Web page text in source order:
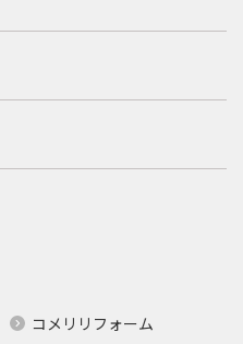
コメリリフォーム